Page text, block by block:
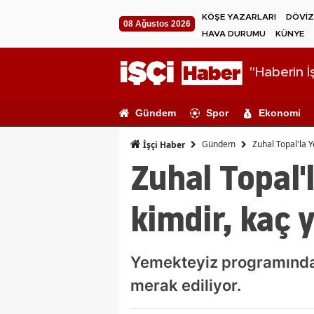
08 Ağustos 2026
KÖŞE YAZARLARI
HAVA DURUMU
KÜNYE
"Haberin
Gündem Spor Ekonomi
İşçi Haber Gündem Zuhal Topal'la
Zuhal
kimdir, kaç
Yemekteyiz
merak ediliyor.